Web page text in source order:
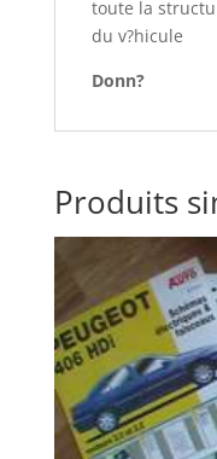
toute la
du v?hicule
Donn?
Produits